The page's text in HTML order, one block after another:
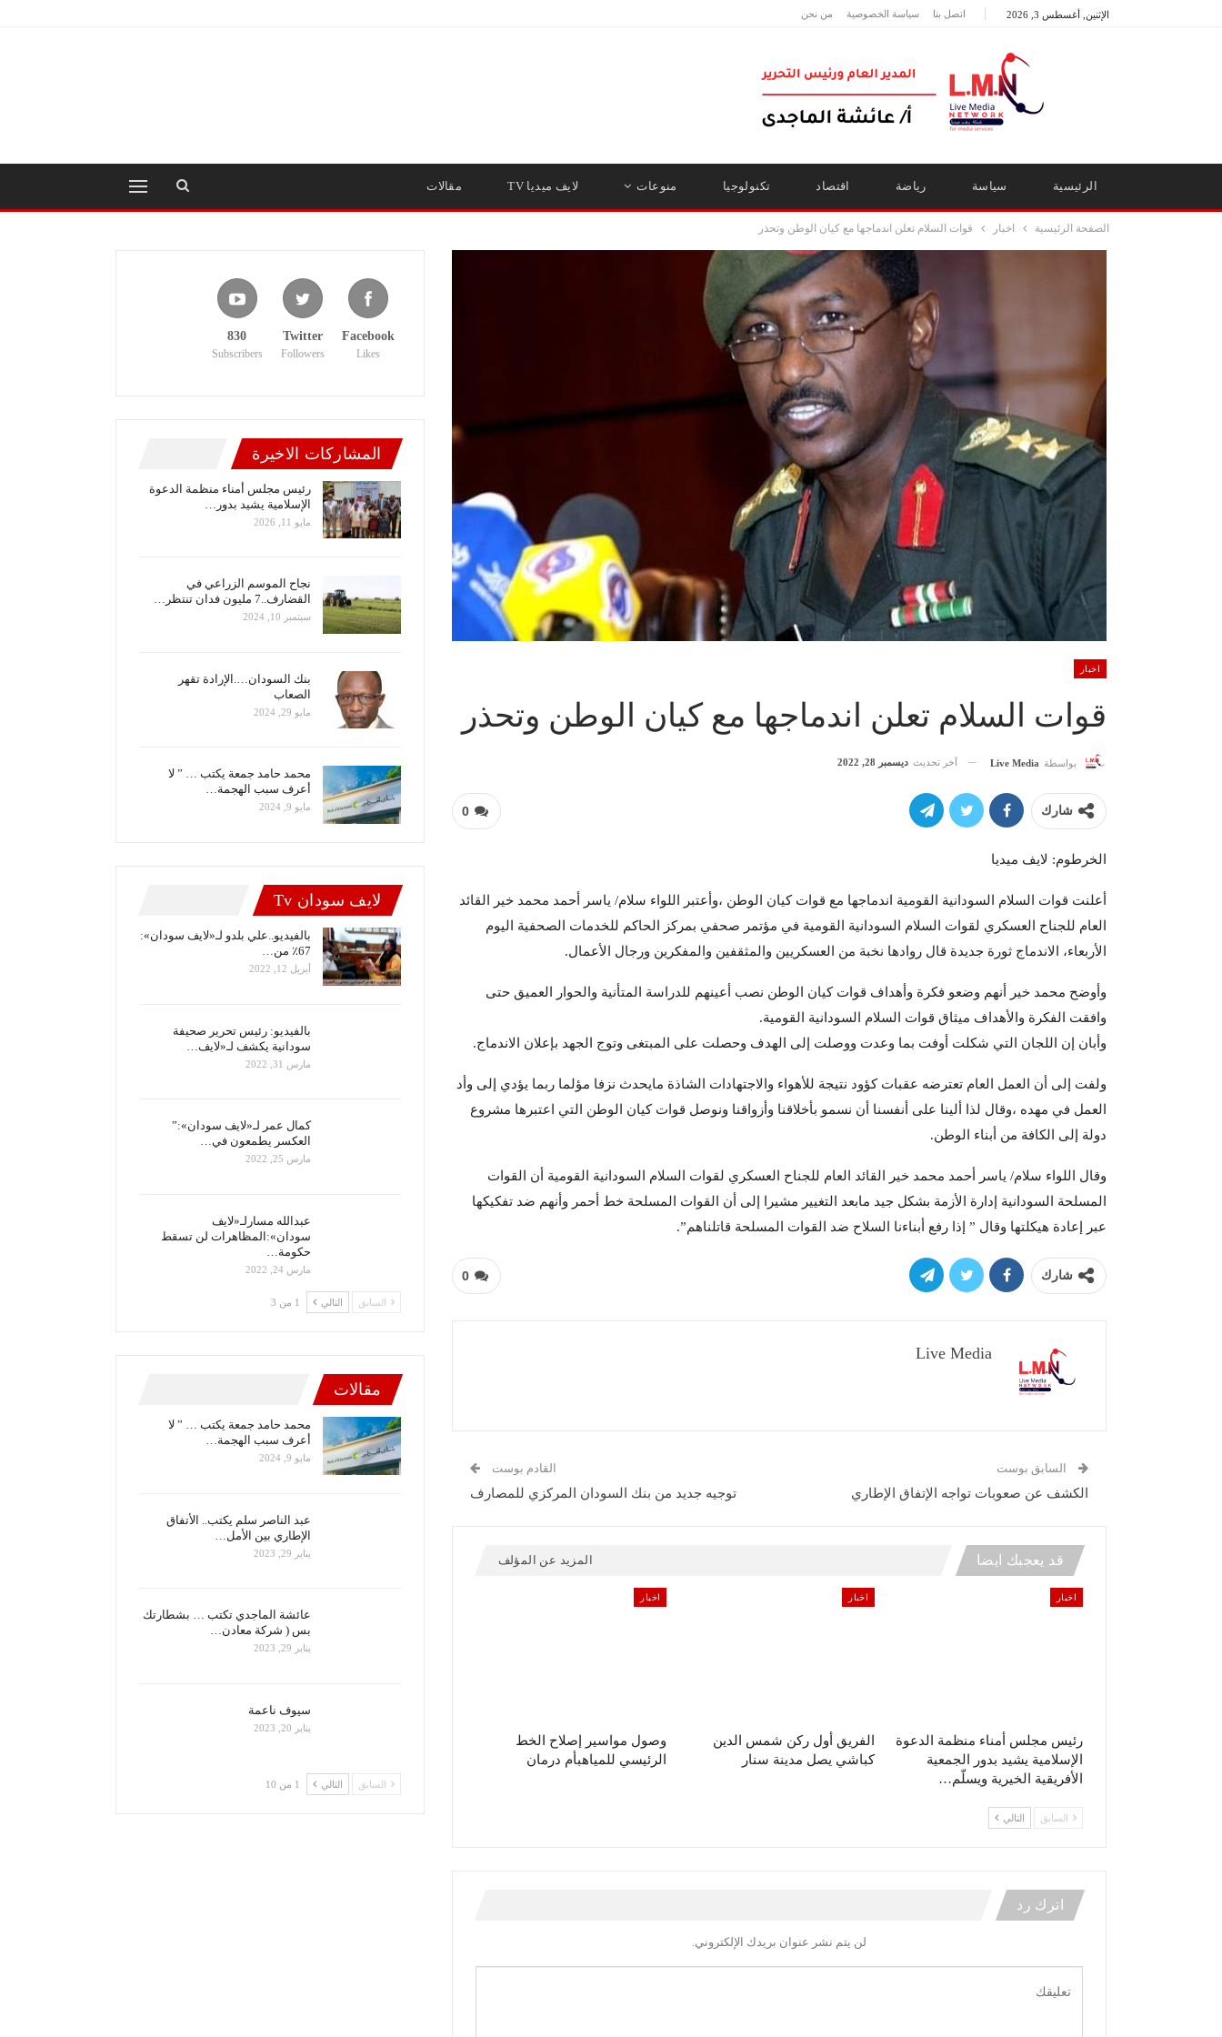
الإثنين, أغسطس 3, 2026 اتصل بنا سياسة الخصوصية من نحن
الرئيسية سياسة رياضة اقتصاد تكنولوجيا منوعات لايف ميديا TV مقالات
الصفحة الرئيسية اخبار قوات السلام تعلن اندماجها مع كيان الوطن وتحذر
اخبار
قوات السلام تعلن اندماجها مع كيان الوطن وتحذر
بواسطة Live Media آخر تحديث ديسمبر 28, 2022
0 شارك
الخرطوم: لايف ميديا
أعلنت قوات السلام السودانية القومية اندماجها مع قوات كيان الوطن ،وأعتبر اللواء سلام/ ياسر أحمد محمد خير القائد
العام للجناح العسكري لقوات السلام السودانية القومية في مؤتمر صحفي بمركز الحاكم للخدمات الصحفية اليوم
الأربعاء، الاندماج ثورة جديدة قال روادها نخبة من العسكريين والمثقفين والمفكرين ورجال الأعمال.
وأوضح محمد خير أنهم وضعو فكرة وأهداف قوات كيان الوطن نصب أعينهم للدراسة المتأنية والحوار العميق حتى
وافقت الفكرة والأهداف ميثاق قوات السلام السودانية القومية.
وأبان إن اللجان التي شكلت أوفت بما وعدت ووصلت إلى الهدف وحصلت على المبتغى وتوج الجهد بإعلان الاندماج.
ولفت إلى أن العمل العام تعترضه عقبات كؤود نتيجة للأهواء والاجتهادات الشاذة مايحدث نزفا مؤلما ربما يؤدي إلى وأد
العمل في مهده ،وقال لذا ألينا على أنفسنا أن نسمو بأخلاقنا وأزواقنا ونوصل قوات كيان الوطن التي اعتبرها مشروع
دولة إلى الكافة من أبناء الوطن.
وقال اللواء سلام/ ياسر أحمد محمد خير القائد العام للجناح العسكري لقوات السلام السودانية القومية أن القوات
المسلحة السودانية إدارة الأزمة بشكل جيد مابعد التغيير مشيرا إلى أن القوات المسلحة خط أحمر وأنهم ضد تفكيكها
عبر إعادة هيكلتها وقال ” إذا رفع أبناءنا السلاح ضد القوات المسلحة قاتلناهم”.
0 شارك
Live Media
السابق بوست
الكشف عن صعوبات تواجه الإتفاق الإطاري
القادم بوست
توجيه جديد من بنك السودان المركزي للمصارف
قد يعجبك ايضا المزيد عن المؤلف
اخبار
رئيس مجلس أمناء منظمة الدعوة
الإسلامية يشيد بدور الجمعية
الأفريقية الخيرية ويسلّم…
اخبار
الفريق أول ركن شمس الدين
كباشي يصل مدينة سنار
اخبار
وصول مواسير إصلاح الخط
الرئيسي للمياهبأم درمان
السابق التالي
اترك رد
لن يتم نشر عنوان بريدك الإلكتروني.
Facebook
Likes
Twitter
Followers
830
Subscribers
المشاركات الاخيرة
رئيس مجلس أمناء منظمة الدعوة
الإسلامية يشيد بدور…
مايو 11, 2026
نجاح الموسم الزراعي في
القضارف..7 مليون فدان تنتظر…
سبتمبر 10, 2024
بنك السودان….الإرادة تقهر
الصعاب
مايو 29, 2024
محمد حامد جمعة يكتب … ” لا
أعرف سبب الهجمة…
مايو 9, 2024
لايف سودان Tv
بالفيديو..علي بلدو لـ«لايف سودان»:
67٪ من…
أبريل 12, 2022
بالفيديو: رئيس تحرير صحيفة
سودانية يكشف لـ«لايف…
مارس 31, 2022
كمال عمر لـ«لايف سودان»:”
العكسر يطمعون في…
مارس 25, 2022
عبدالله مسارلـ«لايف
سودان»:المظاهرات لن تسقط
حكومة…
مارس 24, 2022
السابق التالي 1 من 3
مقالات
محمد حامد جمعة يكتب … ” لا
أعرف سبب الهجمة…
مايو 9, 2024
عبد الناصر سلم يكتب.. الأتفاق
الإطاري بين الأمل…
يناير 29, 2023
عائشة الماجدي تكتب … بشطارتك
بس ( شركة معادن…
يناير 29, 2023
سيوف ناعمة
يناير 20, 2023
السابق التالي 1 من 10